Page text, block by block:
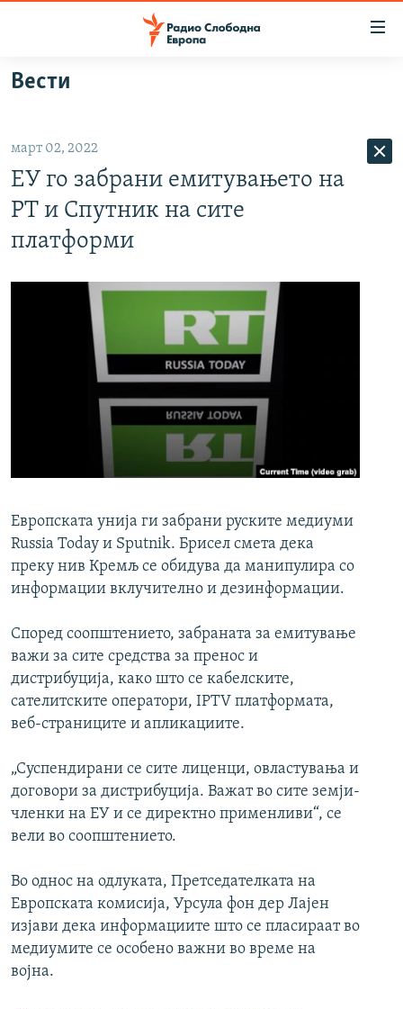
Оди
на
главната
навигација
Премини
на
ВИЗУЕЛНО
ШТО ТРЕБА ДА ЗНАЕТЕ
ПРИЈАВИ СЕ ЗА ЊУЗЛЕТЕР
ПОДКАСТ ЗОШТО?
РСЕ веб страници
Вести
март 02, 2022
ЕУ го забрани емитувањето на
РТ и Спутник на сите
платформи
Европската унија ги забрани руските медиуми
Russia Today и Sputnik. Брисел смета дека
преку нив Кремљ се обидува да манипулира со
информации вклучително и дезинформации.
Според соопштението, забраната за емитување
важи за сите средства за пренос и
дистрибуција, како што се кабелските,
сателитските оператори, IPTV платформата,
веб-страниците и апликациите.
„Суспендирани се сите лиценци, овластувања и
договори за дистрибуција. Важат во сите земји-
членки на ЕУ и се директно применливи“, се
вели во соопштението.
Во однос на одлуката, Претседателката на
Европската комисија, Урсула фон дер Лајен
изјави дека информациите што се пласираат во
медиумите се особено важни во време на
војна.